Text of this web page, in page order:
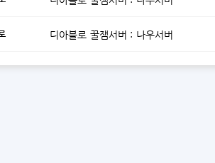
디아블로 꿀잼서버 : 나우서버